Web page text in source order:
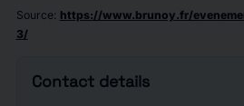
Source: https://www.brunoy.fr/
3/
Contact details